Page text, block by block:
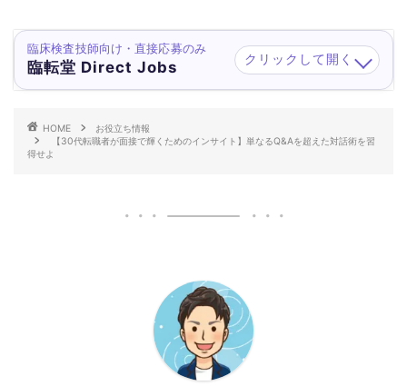
臨床検査技師向け・直接応募のみ
臨転堂 Direct Jobs クリックして開く
HOME
お役立ち情報
【30代転職者が面接で輝くためのインサイト】単なるQ&Aを超えた対話術を習
得せよ